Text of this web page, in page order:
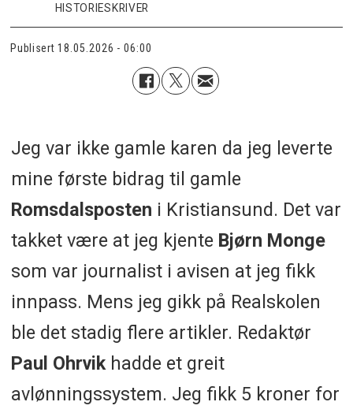
HISTORIESKRIVER
Publisert 18.05.2026 - 06:00
Jeg var ikke gamle karen da jeg leverte
mine første bidrag til gamle
Romsdalsposten i Kristiansund. Det var
takket være at jeg kjente Bjørn Monge
som var journalist i avisen at jeg fikk
innpass. Mens jeg gikk på Realskolen
ble det stadig flere artikler. Redaktør
Paul Ohrvikhadde et greit
avlønningssystem. Jeg fikk 5 kroner for